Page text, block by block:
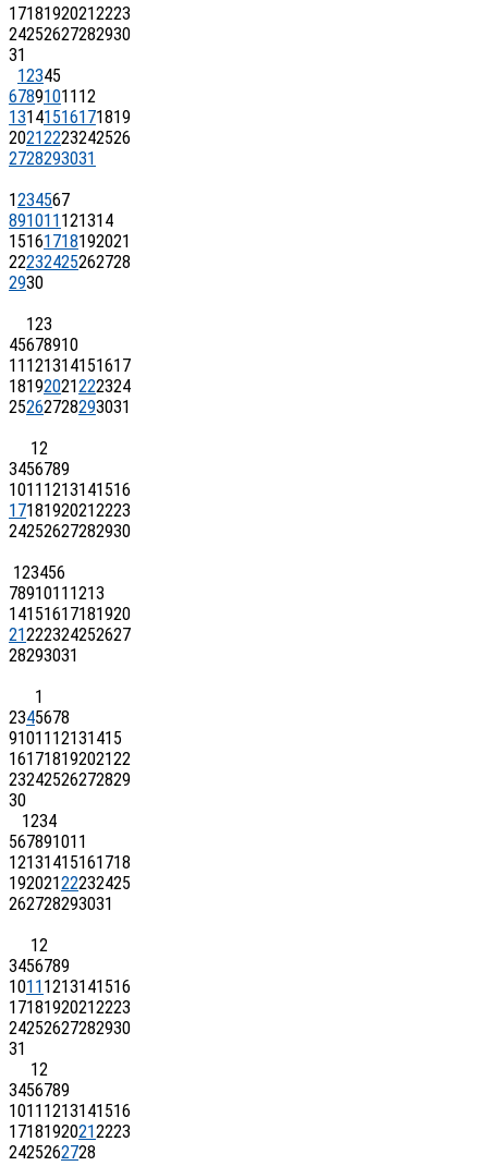
17181920212223
24252627282930
31
12345
67891011 12
13141516171819
20212223242526
2728293031
1234567
891011 121314
15161718192021
22232425262728
2930
123
45678910
11 121314151617
18192021222324
25262728293031
12
3456789
1011 1213141516
17181920212223
24252627282930
123456
7891011 1213
14151617181920
21222324252627
28293031
1
2345678
91011 12131415
16171819202122
23242526272829
30
1234
567891011
12131415161718
19202122232425
262728293031
12
3456789
1011 1213141516
17181920212223
24252627282930
31
12
3456789
1011 1213141516
17181920212223
2425262728